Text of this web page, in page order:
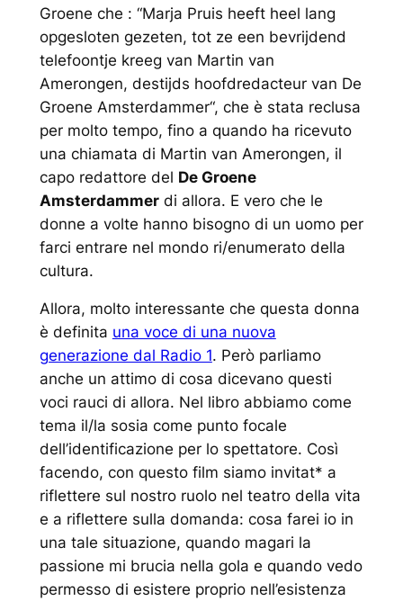
Groene che : “Marja Pruis heeft heel lang
opgesloten gezeten, tot ze een bevrijdend
telefoontje kreeg van Martin van
Amerongen, destijds hoofdredacteur van De
Groene Amsterdammer“, che è stata reclusa
per molto tempo, fino a quando ha ricevuto
una chiamata di Martin van Amerongen, il
capo redattore del De Groene
Amsterdammerdi allora. E vero che le
donne a volte hanno bisogno di un uomo per
farci entrare nel mondo ri/enumerato della
cultura.
Allora, molto interessante che questa donna
è definita una voce di una nuova
generazione dal Radio 1. Però parliamo
anche un attimo di cosa dicevano questi
voci rauci di allora. Nel libro abbiamo come
tema il/la sosia come punto focale
dell’identificazione per lo spettatore. Così
facendo, con questo film siamo invitat* a
riflettere sul nostro ruolo nel teatro della vita
e a riflettere sulla domanda: cosa farei io in
una tale situazione, quando magari la
passione mi brucia nella gola e quando vedo
permesso di esistere proprio nell’esistenza